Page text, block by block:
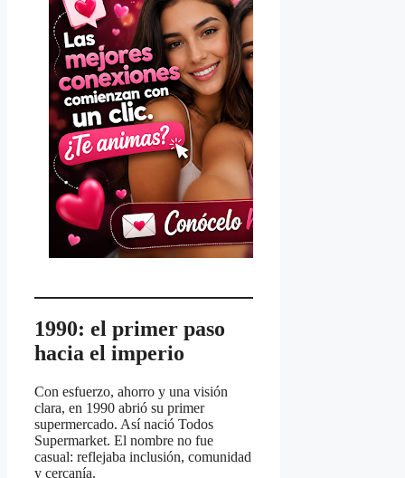
1990: el primer paso
hacia el imperio
Con esfuerzo, ahorro y una visión
clara, en 1990 abrió su primer
supermercado. Así nació Todos
Supermarket. El nombre no fue
casual: reflejaba inclusión, comunidad
y cercanía.